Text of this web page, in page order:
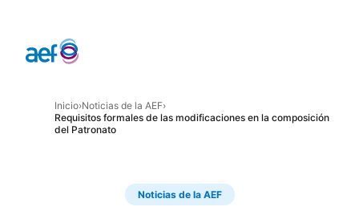
Inicio›Noticias de la AEF›
Requisitos formales de las modificaciones en la composición
del Patronato
Noticias de la AEF